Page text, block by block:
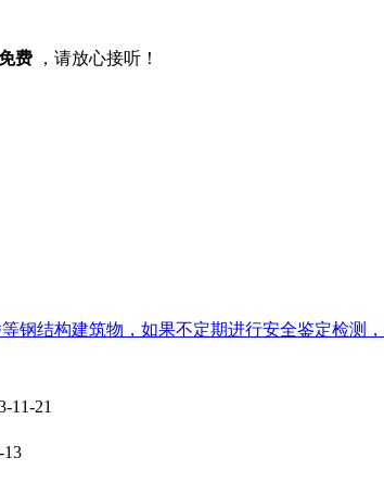
费 ，请放心接听！
钢结构建筑物，如果不定期进行安全鉴定检测
11-21
13